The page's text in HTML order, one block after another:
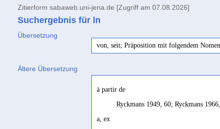
Zitierform sabaweb.uni-jena.de [Zugriff am 07.08.2026]
Suchergebnis für ln
Übersetzung
von, seit; Präposition mit folgendem Nomen
Ältere Übersetzung
à partir de
Ryckmans 1949, 60; Ryckmans
a, ex